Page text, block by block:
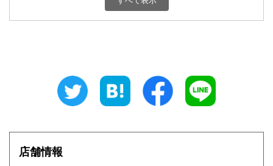
800円 三重県
大阪府
店舗情報